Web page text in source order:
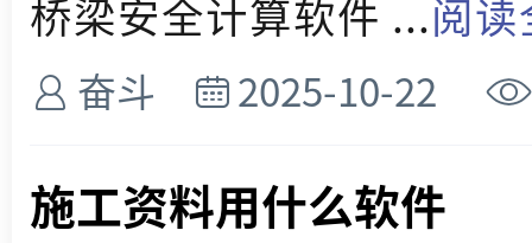
桥梁安全计算软件 ...阅
奋斗 2025-10-22
施工资料用什么软件